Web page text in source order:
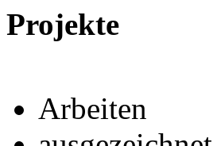
Projekte
Arbeiten